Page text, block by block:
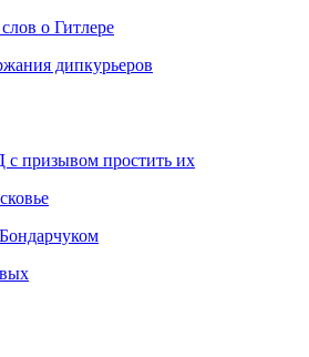
о Гитлере
дипкурьеров
с призывом простить их